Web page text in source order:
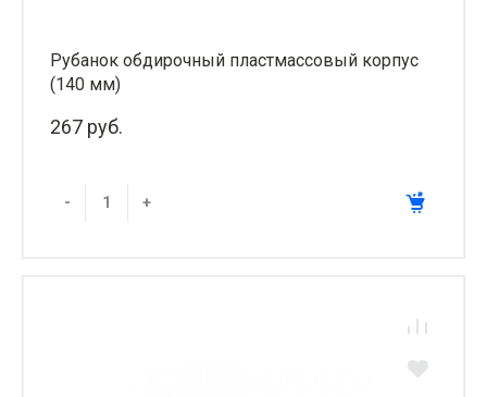
Рубанок обдирочный пластмассовый корпус
(140 мм)
267 руб.
- +